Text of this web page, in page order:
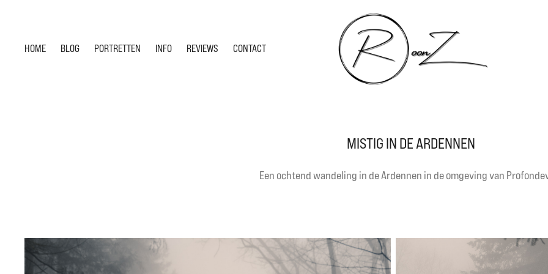
HOME BLOG PORTRETTEN INFO REVIEWS CONTACT
MISTIG IN DE ARDENNEN
Een ochtend wandeling in de Ardennen in de omgeving van